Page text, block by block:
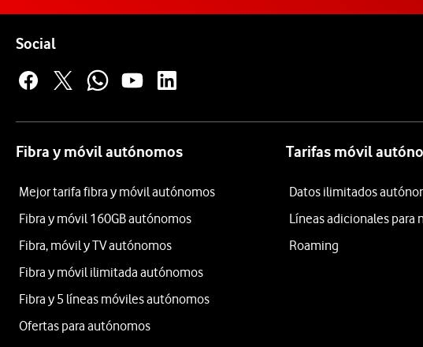
SocialEnlaces a las redes sociales de Vodafone
Fibra y móvil autónomos
Mejor tarifa fibra y móvil autónomos
Fibra y móvil 160GB autónomos
Fibra, móvil y TV autónomos
Fibra y móvil ilimitada autónomos
Fibra y 5 líneas móviles autónomos
Ofertas para autónomos
Tarifas móvil
Datos ilimitados
Líneas adicionales para
Roaming